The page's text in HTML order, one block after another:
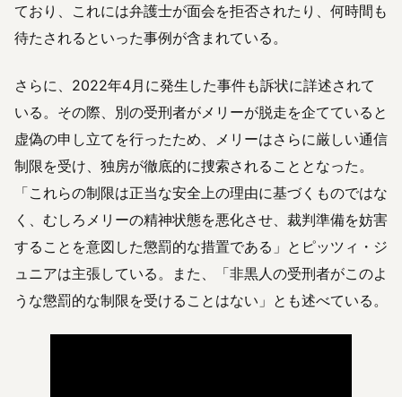
ており、これには弁護士が面会を拒否されたり、何時間も
待たされるといった事例が含まれている。
さらに、2022年4月に発生した事件も訴状に詳述されて
いる。その際、別の受刑者がメリーが脱走を企てていると
虚偽の申し立てを行ったため、メリーはさらに厳しい通信
制限を受け、独房が徹底的に捜索されることとなった。
「これらの制限は正当な安全上の理由に基づくものではな
く、むしろメリーの精神状態を悪化させ、裁判準備を妨害
することを意図した懲罰的な措置である」とピッツィ・ジ
ュニアは主張している。また、「非黒人の受刑者がこのよ
うな懲罰的な制限を受けることはない」とも述べている。